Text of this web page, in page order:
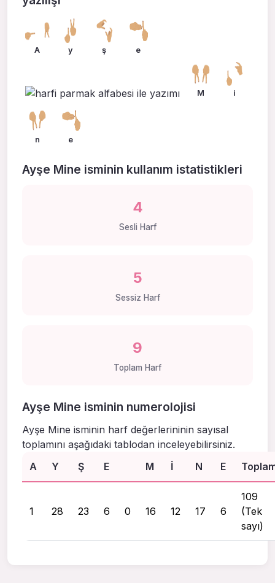
A y ş e
M i
n e
Ayşe Mine isminin kullanım istatistikleri
4
Sesli Harf
5
Sessiz Harf
9
Toplam Harf
Ayşe Mine isminin numerolojisi
Ayşe Mine isminin harf değerlerininin sayısal
toplamını aşağıdaki tablodan inceleyebilirsiniz.
A
Y Ş E M I N E
1 28 23 6 0 16 12 17 6
109
(Tek
sayı)